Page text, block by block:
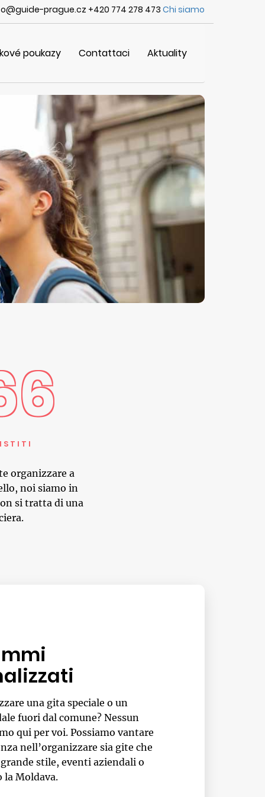
prague.cz +420 774 278 473 Chi siamo
poukazy Contattaci Aktuality
organizzare a
noi siamo in
si tratta di una
una gita speciale o un
fuori dal comune? Nessun
qui per voi. Possiamo vantare
nell’organizzare sia gite che
stile, eventi aziendali o
la Moldava.